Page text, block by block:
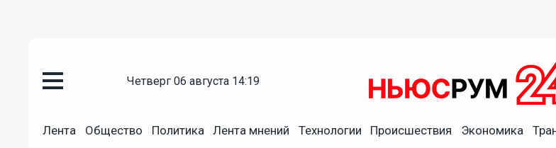
четверг 06 августа 14:19
Лента Общество Политика Лента мнений Технологии Происшествия Экономика
Книгу Валентина Степашкина «Серафим Саровский»